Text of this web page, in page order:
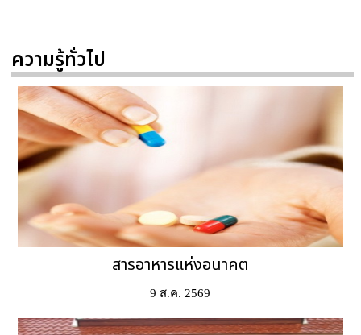
ความรู้ทั่วไป
สารอาหารแห่งอนาคต
9 ส.ค. 2569